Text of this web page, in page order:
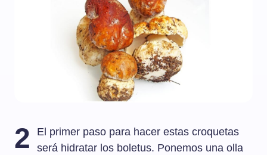
2
El primer paso para hacer estas croquetas
será hidratar los boletus. Ponemos una olla